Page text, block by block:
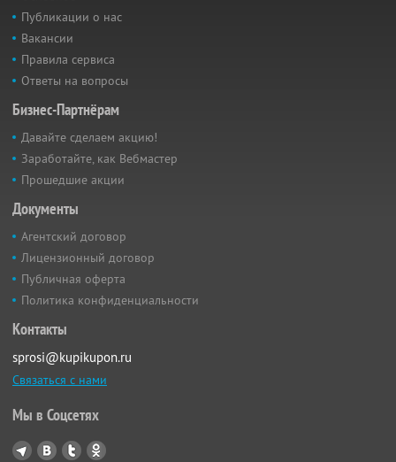
Публикации о нас
Вакансии
Правила сервиса
Ответы на вопросы
Бизнес-Партнёрам
Давайте сделаем акцию!
Заработайте, как Вебмастер
Прошедшие акции
Документы
Агентский договор
Лицензионный договор
Публичная оферта
Политика конфиденциальности
Контакты
sprosi@kupikupon.ru
Связаться с нами
Мы в Соцсетях